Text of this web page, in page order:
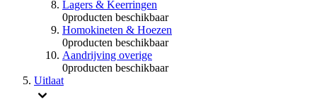
Lagers & Keerringen
0producten beschikbaar
Homokineten & Hoezen
0producten beschikbaar
Aandrijving overige
0producten beschikbaar
Uitlaat